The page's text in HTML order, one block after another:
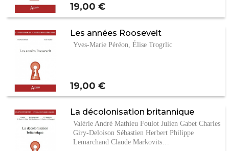
Prix
19,00 €
Les années Roosevelt
Yves-Marie Péréon, Élise Trogrlic
Prix
19,00 €
La décolonisation britannique
Valérie André Mathieu Foulot Julien Gabet Charles
Giry-Deloison Sébastien Herbert Philippe
Lemarchand Claude Markovits…